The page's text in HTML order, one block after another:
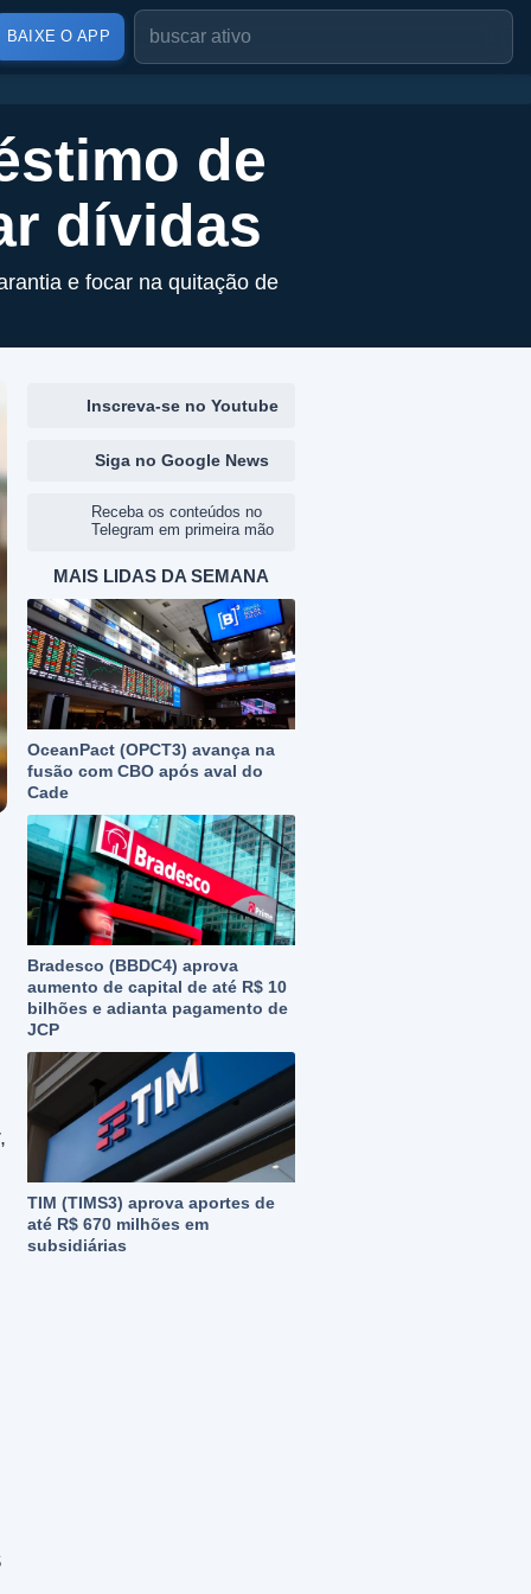
BAIXE O APP
de
dívidas
e focar na quitação de
Inscreva-se no Youtube
Siga no Google News
Receba os conteúdos no
Telegram em primeira mão
MAIS LIDAS DA SEMANA
OceanPact (OPCT3) avança na
fusão com CBO após aval do
Cade
Bradesco (BBDC4) aprova
aumento de capital de até R$ 10
bilhões e adianta pagamento de
JCP
TIM (TIMS3) aprova aportes de
até R$ 670 milhões em
subsidiárias